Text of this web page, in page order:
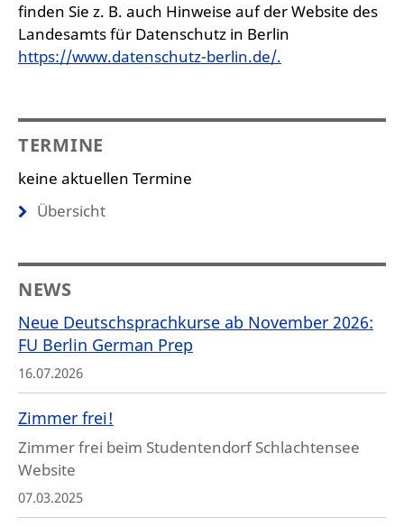
finden Sie z. B. auch Hinweise auf der Website des
Landesamts für Datenschutz in Berlin
https://www.datenschutz-berlin.de/.
TERMINE
keine aktuellen Termine
Übersicht
NEWS
Neue Deutschsprachkurse ab November 2026:
FU Berlin German Prep
16.07.2026
Zimmer frei!
Zimmer frei beim Studentendorf Schlachtensee
Website
07.03.2025